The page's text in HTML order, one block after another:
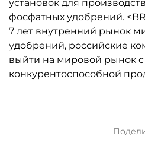
установок для
фосфатных удобрений.
7 лет внутренний рынок
удобрений, российские
выйти на мировой рынок с
конкурентоспособной